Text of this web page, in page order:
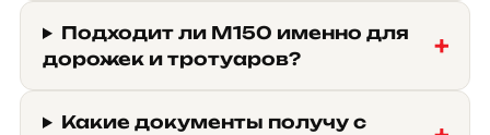
Подходит ли М150 именно для
дорожек и тротуаров?
Какие документы получу с